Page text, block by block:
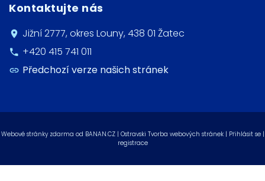
Kontaktujte nás
Jižní 2777, okres Louny, 438 01 Žatec
+420 415 741 011
Předchozí verze našich stránek
Webové stránky zdarma od BANAN.CZ| Ostravski Tvorba webových stránek | Přihlásit se |
registrace